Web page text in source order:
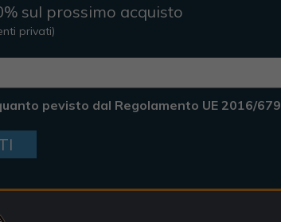
sul prossimo acquisto
privati)
pevisto dal Regolamento UE 2016/679